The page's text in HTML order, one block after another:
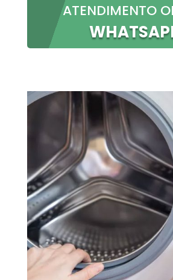
ATENDIMENTO